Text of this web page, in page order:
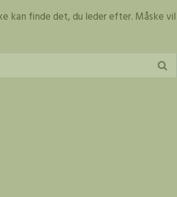
kan finde det, du leder efter. Måske vil